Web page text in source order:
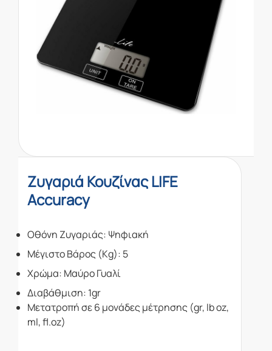
Ζυγαριά Κουζίνας LIFE
Accuracy
Οθόνη Ζυγαριάς: Ψηφιακή
Μέγιστο Βάρος (Kg): 5
Χρώμα: Μαύρο Γυαλί
Διαβάθμιση: 1gr
Μετατροπή σε 6 μονάδες μέτρησης (gr, lb oz,
ml, fl.oz)